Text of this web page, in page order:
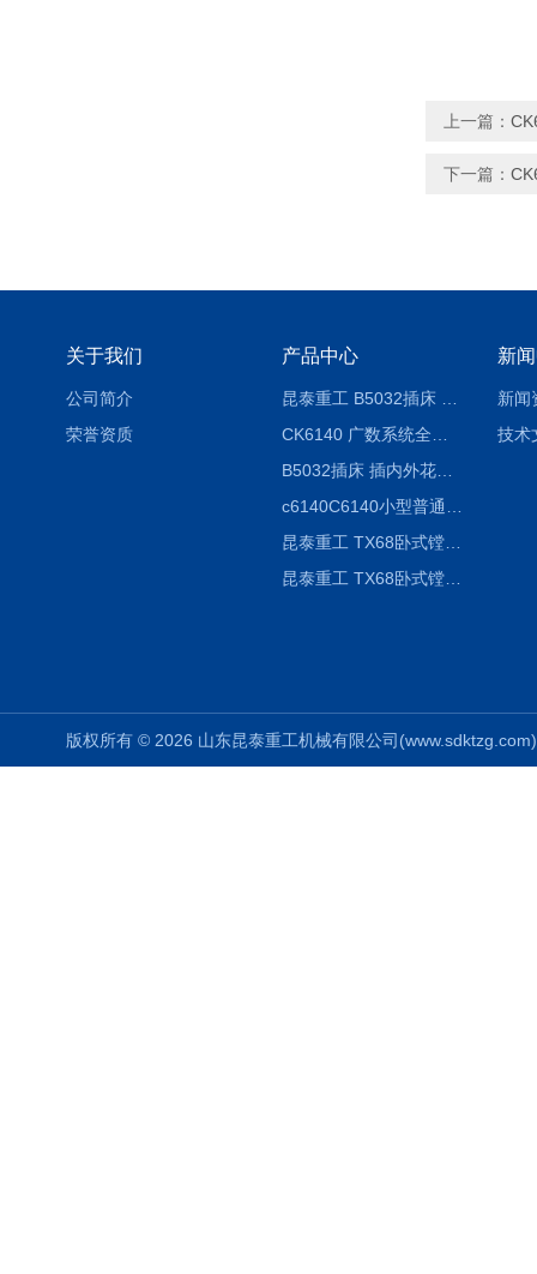
上一篇：
下一篇：
关于我们
公司简介
荣誉资质
产品中心
B5032插床 插内外花键槽 B5020液压立式插床
昆泰重工 TX68卧式镗床 镗孔机 镗缸机
昆泰重工 TX68卧式镗床 镗孔机 镗缸机 单柱
新
新闻
技术
版权所有 © 2026 山东昆泰重工机械有限公司